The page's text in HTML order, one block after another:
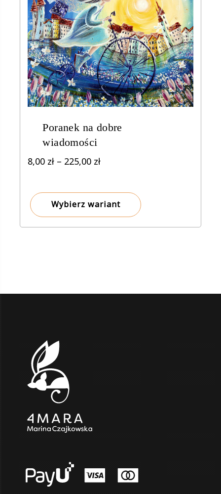
Poranek na dobre
wiadomości
8,00 zł – 225,00 złZakres
8,00 zł
do
Wybierz wariant